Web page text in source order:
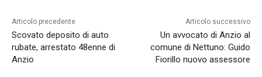
Articolo precedente
Scovato deposito di auto
rubate, arrestato 48enne di
Anzio
Articolo successivo
Un avvocato di Anzio al
comune di Nettuno: Guido
Fiorillo nuovo assessore